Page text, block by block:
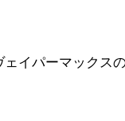
イパーマックス